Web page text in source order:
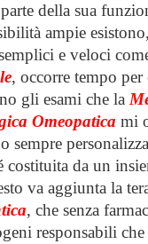
della sua
ampie
e veloci
, occorre tempo
gli esami che la
Omeopatica mi
sempre
costituita da un
va aggiunta la
, che senza
responsabili che